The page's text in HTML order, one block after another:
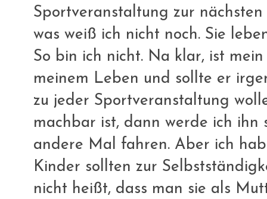
Sportveranstaltung zur
was weiß ich nicht noch. Sie
So bin ich nicht. Na klar, ist
meinem Leben und sollte er
zu jeder Sportveranstaltung
machbar ist, dann werde ich ihn
andere Mal fahren. Aber ich
Kinder sollten zur
nicht heißt, dass man sie als